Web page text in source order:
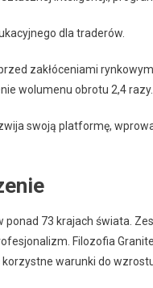
dla traderów.
zakłóceniami
wolumenu obrotu 2,4 razy.
swoją platformę,
73 krajach świata.
Filozofia
warunki do